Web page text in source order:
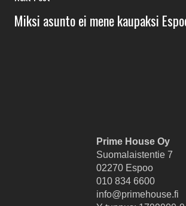
Miksi asunto ei mene kaupaksi
Prime House Oy
Suomalaistentie 7
02270 Espoo
010 834 6600
info@primehouse.fi